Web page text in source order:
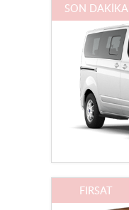
SON DAKİKA
FIRSAT